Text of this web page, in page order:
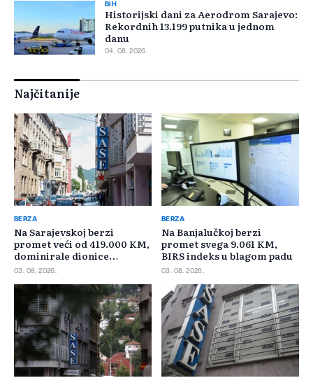
BIH
Historijski dani za Aerodrom Sarajevo:
Rekordnih 13.199 putnika u jednom
danu
04. 08. 2026.
Najčitanije
BERZA
Na Sarajevskoj berzi
promet veći od 419.000 KM,
dominirale dionice
Privredne banke Sarajevo
03. 08. 2026.
BERZA
Na Banjalučkoj berzi
promet svega 9.061 KM,
BIRS indeks u blagom padu
03. 08. 2026.